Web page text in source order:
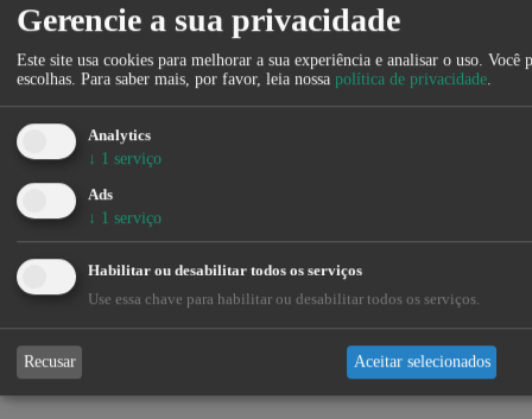
França
Bélgica
Países Baixos
Suíça
N2EX – Reino Unido
SEM – Irlanda
Newsletter
Oportunidades de emprego
Gerencie a sua privacidade
Este site usa cookies para melhorar a sua experiência e analisar o uso. Você
escolhas. Para saber mais, por favor, leia nossa política de privacidade.
Analytics
↓ 1 serviço
Ads
↓ 1 serviço
Habilitar ou desabilitar todos os serviços
Use essa chave para habilitar ou desabilitar todos os serviços.
Recusar Aceitar selecionados